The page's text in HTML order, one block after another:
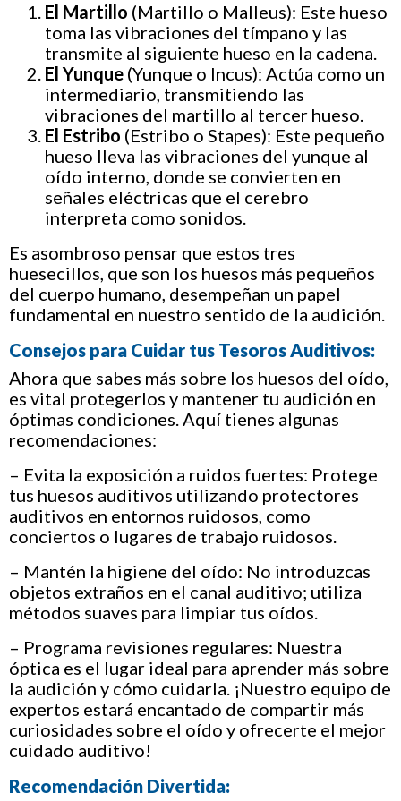
El Martillo (Martillo o Malleus): Este hueso
toma las vibraciones del tímpano y las
transmite al siguiente hueso en la cadena.
El Yunque (Yunque o Incus): Actúa como un
intermediario, transmitiendo las
vibraciones del martillo al tercer hueso.
El Estribo (Estribo o Stapes): Este pequeño
hueso lleva las vibraciones del yunque al
oído interno, donde se convierten en
señales eléctricas que el cerebro
interpreta como sonidos.
Es asombroso pensar que estos tres
huesecillos, que son los huesos más pequeños
del cuerpo humano, desempeñan un papel
fundamental en nuestro sentido de la audición.
Consejos para Cuidar tus Tesoros Auditivos:
Ahora que sabes más sobre los huesos del oído,
es vital protegerlos y mantener tu audición en
óptimas condiciones. Aquí tienes algunas
recomendaciones:
– Evita la exposición a ruidos fuertes: Protege
tus huesos auditivos utilizando protectores
auditivos en entornos ruidosos, como
conciertos o lugares de trabajo ruidosos.
– Mantén la higiene del oído: No introduzcas
objetos extraños en el canal auditivo; utiliza
métodos suaves para limpiar tus oídos.
– Programa revisiones regulares: Nuestra
óptica es el lugar ideal para aprender más sobre
la audición y cómo cuidarla. ¡Nuestro equipo de
expertos estará encantado de compartir más
curiosidades sobre el oído y ofrecerte el mejor
cuidado auditivo!
Recomendación Divertida: